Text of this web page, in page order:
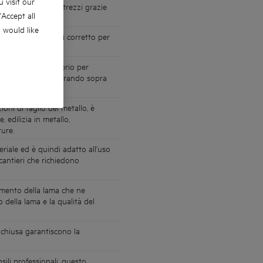
l'ausilio di attrezzi grazie
accesso.
il numero di giri corretto per
e l'equilibrio per
ristretti o lavorando sopra
di taglio del metallo, è
edilizia in metallo,
ed è quindi adatto all'uso
che richiedono
della lama che ne
lama e la qualità del
garantiscono la
professionali, questo
all
would like